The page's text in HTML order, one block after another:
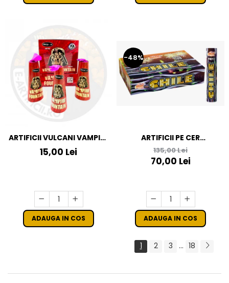
ARTIFICII VULCANI VAMPIRE
FOUNTAIN
15,00 Lei
ADAUGA IN COS
-48%
ARTIFICII PE CER
MULTICOLORE - VULCAN
SINGLE SHOT CHILE
135,00 Lei
70,00 Lei
ADAUGA IN COS
1 2 3 ... 18